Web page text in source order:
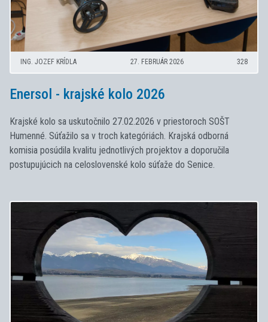
Enersol - krajské kolo 2026
ING. JOZEF KRÍDLA 27. FEBRUÁR 2026 328
Krajské kolo sa uskutočnilo 27.02.2026 v priestoroch SOŠT
Humenné. Súťažilo sa v troch kategóriách. Krajská odborná
komisia posúdila kvalitu jednotlivých projektov a doporučila
postupujúcich na celoslovenské kolo súťaže do Senice.